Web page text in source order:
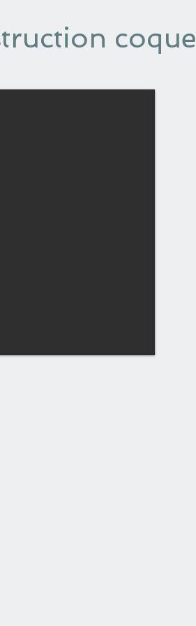
coque